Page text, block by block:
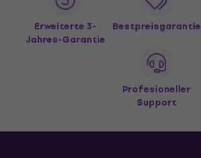
Erweiterte 3-
Jahres-Garantie
Bestpreisgarantie
Profesioneller
Support